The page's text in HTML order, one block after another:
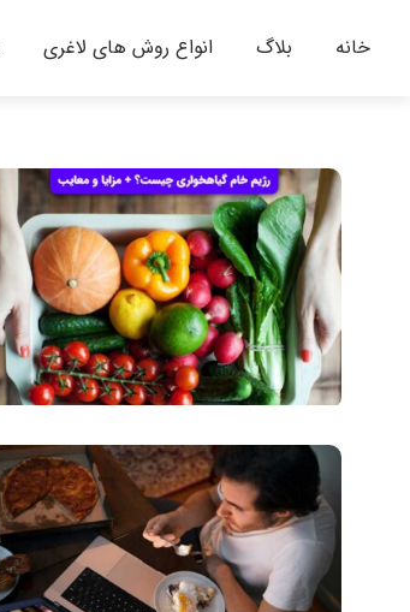
خانه بلاگ انواع روش های لاغری